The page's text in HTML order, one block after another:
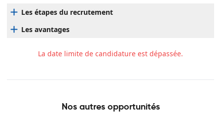
Les étapes du recrutement
Les avantages
La date limite de candidature est dépassée.
Nos autres opportunités